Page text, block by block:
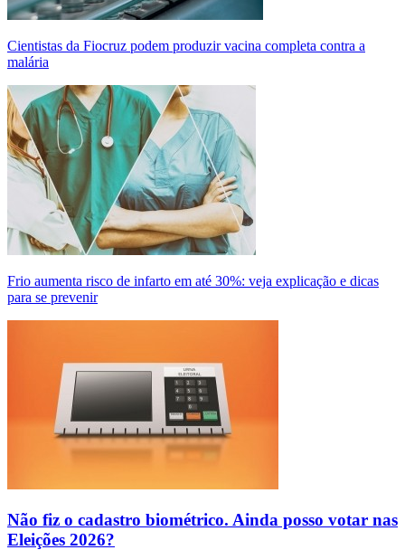
Cientistas da Fiocruz podem produzir vacina completa contra a
malária
Frio aumenta risco de infarto em até 30%: veja explicação e dicas
para se prevenir
Não fiz o cadastro biométrico. Ainda posso votar nas
Eleições 2026?